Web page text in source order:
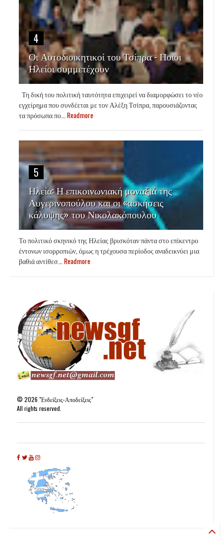
4
Οι Αυτοδιοικητικοί του Τσίπρα - Ποιοι
Ηλείοι συμμετέχουν
Τη δική του πολιτική ταυτότητα επιχειρεί να διαμορφώσει το νέο
εγχείρημα που συνδέεται με τον Αλέξη Τσίπρα, παρουσιάζοντας
τα πρόσωπα πο... Readmore
5
Ηλεία: Η επικοινωνιακή μοναξιά της
Αυγερινοπούλου και οι «ασκήσεις
κάλυψης» του Νικολακόπουλου
Το πολιτικό σκηνικό της Ηλείας βρισκόταν πάντα στο επίκεντρο
έντονων ισορροπιών, όμως η τρέχουσα περίοδος αναδεικνύει μια
βαθιά αντίθεσ... Readmore
©2026 "Ενδείξεις-Αποδείξεις"
All rights reserved.